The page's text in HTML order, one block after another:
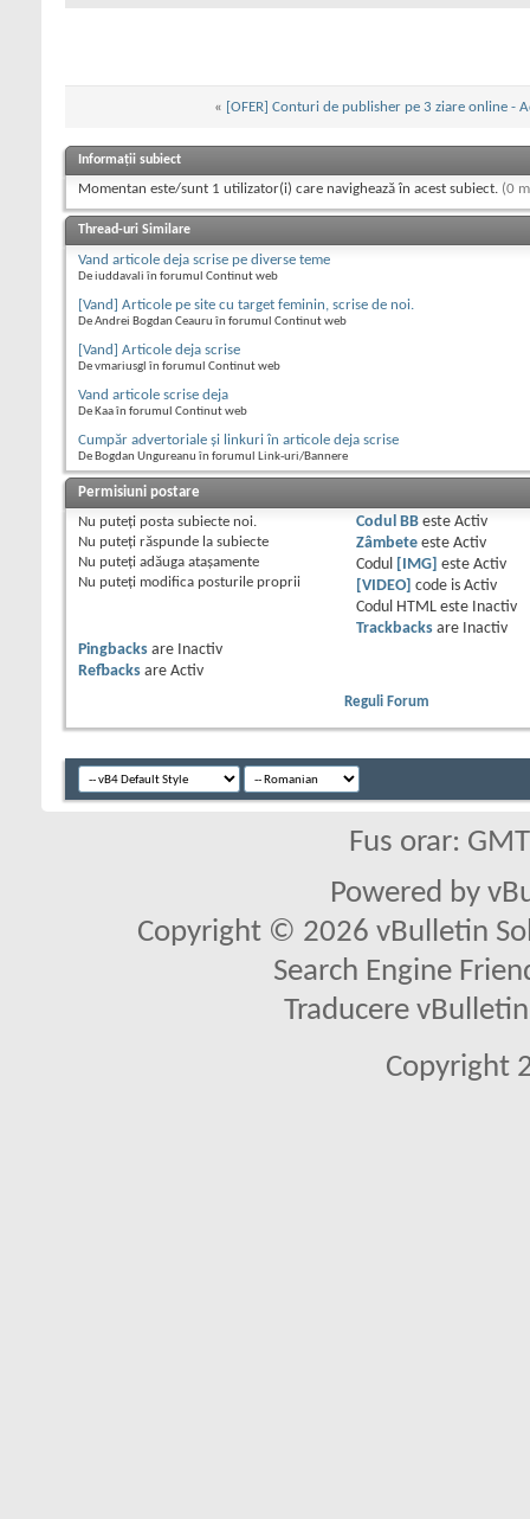
« [OFER] Conturi de publisher pe 3 ziare online -
Informații subiect
Momentan este/sunt 1 utilizator(i) care navighează în acest subiect. (0
Thread-uri Similare
Vand articole deja scrise pe diverse teme
De iuddavali în forumul Continut web
[Vand] Articole pe site cu target feminin, scrise de noi.
De Andrei Bogdan Ceauru în forumul Continut web
[Vand] Articole deja scrise
De vmariusgl în forumul Continut web
Vand articole scrise deja
De Kaa în forumul Continut web
Cumpăr advertoriale și linkuri în articole deja scrise
De Bogdan Ungureanu în forumul Link-uri/Bannere
Permisiuni postare
Nu puteţi posta subiecte noi.
Nu puteţi răspunde la subiecte
Nu puteţi adăuga ataşamente
Nu puteţi modifica posturile proprii
Codul BBeste Activ
Zâmbeteeste Activ
Codul
[IMG] este Activ
[VIDEO] code is Activ
Codul HTML este
Inactiv
Trackbacksare
Inactiv
Pingbacks are
Inactiv
Refbacks are Activ
Reguli Forum
Fus orar:
Powered by
Copyright © 2026 vBulletin
Search Engine
Traducere
Copyright